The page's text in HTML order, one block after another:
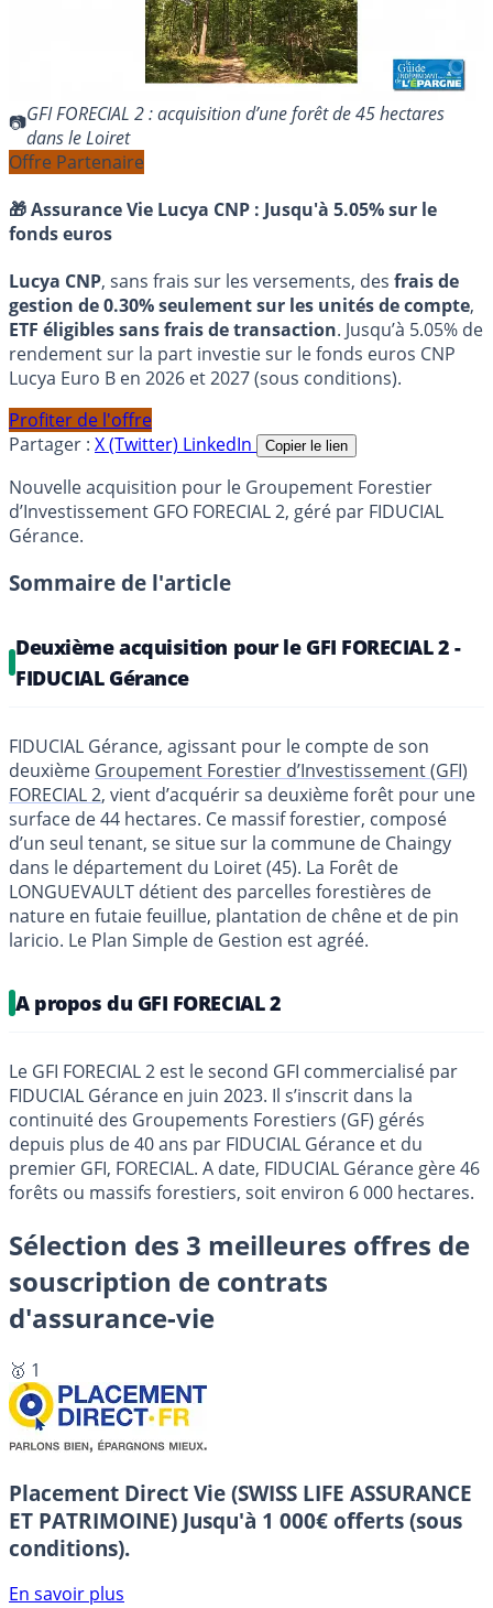
GFI FORECIAL 2 : acquisition d’une forêt de 45 hectares
dans le Loiret
Offre Partenaire
🎁 Assurance Vie Lucya CNP : Jusqu'à 5.05% sur le
fonds euros
Lucya CNP, sans frais sur les versements, des frais de
gestion de 0.30% seulement sur les unités de compte,
ETF éligibles sans frais de transaction. Jusqu’à 5.05% de
rendement sur la part investie sur le fonds euros CNP
Lucya Euro B en 2026 et 2027 (sous conditions).
Profiter de l'offre
Partager : X (Twitter) LinkedIn Copier le lien
Nouvelle acquisition pour le Groupement Forestier
d’Investissement GFO FORECIAL 2, géré par FIDUCIAL
Gérance.
Sommaire de l'article
Deuxième acquisition pour le GFI FORECIAL 2 -
FIDUCIAL Gérance
FIDUCIAL Gérance, agissant pour le compte de son
deuxième Groupement Forestier d’Investissement (GFI)
FORECIAL 2, vient d’acquérir sa deuxième forêt pour une
surface de 44 hectares. Ce massif forestier, composé
d’un seul tenant, se situe sur la commune de Chaingy
dans le département du Loiret (45). La Forêt de
LONGUEVAULT détient des parcelles forestières de
nature en futaie feuillue, plantation de chêne et de pin
laricio. Le Plan Simple de Gestion est agréé.
A propos du GFI FORECIAL 2
Le GFI FORECIAL 2 est le second GFI commercialisé par
FIDUCIAL Gérance en juin 2023. Il s’inscrit dans la
continuité des Groupements Forestiers (GF) gérés
depuis plus de 40 ans par FIDUCIAL Gérance et du
premier GFI, FORECIAL. A date, FIDUCIAL Gérance gère 46
forêts ou massifs forestiers, soit environ 6 000 hectares.
Sélection des 3 meilleures offres de
souscription de contrats
d'assurance-vie
🥇 1
Placement Direct Vie (SWISS LIFE ASSURANCE
ET PATRIMOINE) Jusqu'à 1 000€ offerts (sous
conditions).
En savoir plus